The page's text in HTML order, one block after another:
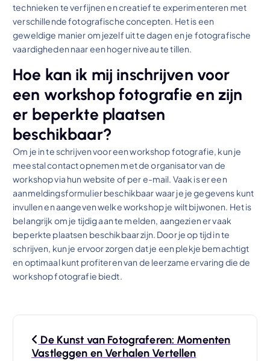
technieken te verfijnen en creatief te experimenteren met
verschillende fotografische concepten. Het is een
geweldige manier om jezelf uit te dagen en je fotografische
vaardigheden naar een hoger niveau te tillen.
Hoe kan ik mij inschrijven voor
een workshop fotografie en zijn
er beperkte plaatsen
beschikbaar?
Om je in te schrijven voor een workshop fotografie, kun je
meestal contact opnemen met de organisator van de
workshop via hun website of per e-mail. Vaak is er een
aanmeldingsformulier beschikbaar waar je je gegevens kunt
invullen en aangeven welke workshop je wilt bijwonen. Het is
belangrijk om je tijdig aan te melden, aangezien er vaak
beperkte plaatsen beschikbaar zijn. Door je op tijd in te
schrijven, kun je ervoor zorgen dat je een plekje bemachtigt
en optimaal kunt profiteren van de leerzame ervaring die de
workshop fotografie biedt.
De Kunst van Fotograferen: Momenten
Vastleggen en Verhalen Vertellen